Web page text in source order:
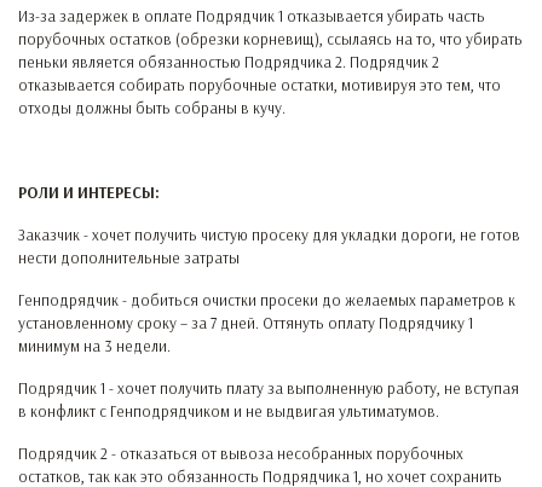
Из-за задержек в оплате Подрядчик 1 отказывается убирать часть
порубочных остатков (обрезки корневищ), ссылаясь на то, что убирать
пеньки является обязанностью Подрядчика 2. Подрядчик 2
отказывается собирать порубочные остатки, мотивируя это тем, что
отходы должны быть собраны в кучу.
РОЛИ И ИНТЕРЕСЫ:
Заказчик - хочет получить чистую просеку для укладки дороги, не готов
нести дополнительные затраты
Генподрядчик - добиться очистки просеки до желаемых параметров к
установленному сроку – за 7 дней. Оттянуть оплату Подрядчику 1
минимум на 3 недели.
Подрядчик 1 - хочет получить плату за выполненную работу, не вступая
в конфликт с Генподрядчиком и не выдвигая ультиматумов.
Подрядчик 2 - отказаться от вывоза несобранных порубочных
остатков, так как это обязанность Подрядчика 1, но хочет сохранить